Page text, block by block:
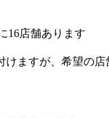
16店舗あります
ますが、希望の